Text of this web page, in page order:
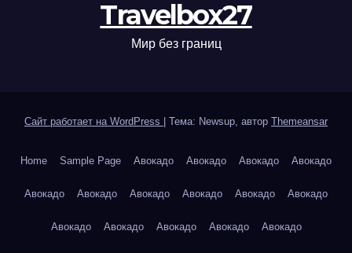
Travelbox27
Мир без границ
Сайт работает на WordPress Тема: Newsup, автор Themeansar
Home Sample Page Авокадо Авокадо Авокадо Авокадо
Авокадо Авокадо Авокадо Авокадо Авокадо Авокадо
Авокадо Авокадо Авокадо Авокадо Авокадо